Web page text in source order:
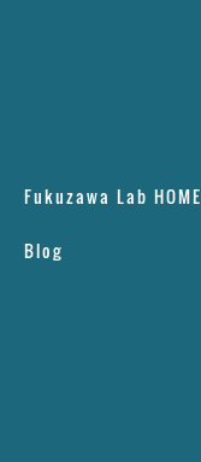
Fukuzawa Lab HOME
Blog